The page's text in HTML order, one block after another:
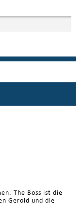
The Boss ist die
Gerold und die